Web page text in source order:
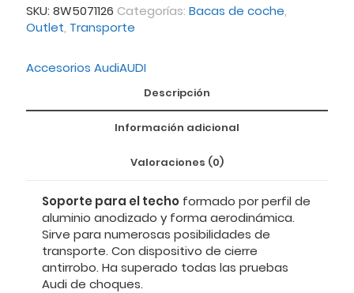
SKU: 8W5071126 Categorías: Bacas de coche,
Outlet, Transporte
Accesorios AudiAUDI
Descripción
Información adicional
Valoraciones (0)
Soporte para el techo formado por perfil de
aluminio anodizado y forma aerodinámica.
Sirve para numerosas posibilidades de
transporte. Con dispositivo de cierre
antirrobo. Ha superado todas las pruebas
Audi de choques.